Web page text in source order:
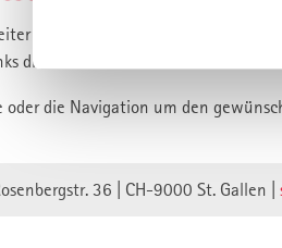
zu verbessern, haben wir unsere
die auf unsere Inhalte verweisen
oder die Navigation um den
36 | CH-9000 St. Gallen |